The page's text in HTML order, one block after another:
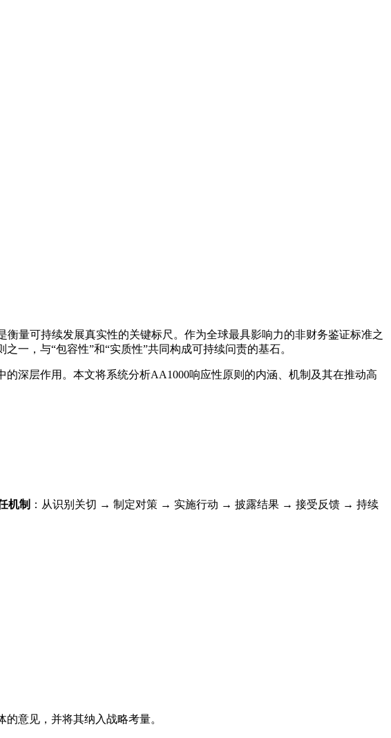
量可持续发展真实性的关键标尺。作为全球最具影响力的非财务鉴证标准之
之一，与“包容性”和“实质性”共同构成可持续问责的基石。
深层作用。本文将系统分析AA1000响应性原则的内涵、机制及其在推动高
机制 ：从识别关切 → 制定对策 → 实施行动 → 披露结果 → 接受反馈 → 持续
意见，并将其纳入战略考量。